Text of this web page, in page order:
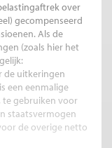
over
gecompenseerd
Als de
(zoals hier het
de uitkeringen
een eenmalige
te gebruiken voor
staatsvermogen
de overige netto